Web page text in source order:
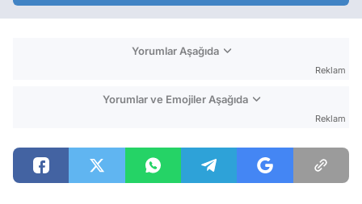
Yorumlar Aşağıda
Reklam
Yorumlar ve Emojiler Aşağıda
Reklam